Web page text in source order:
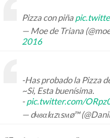
Pizza con piña
— Moe de Triana
2016
-Has probado la Pizza
~Si, Esta buenísima.
-pic.twitter.com/
— dчвαlαzιsмø™